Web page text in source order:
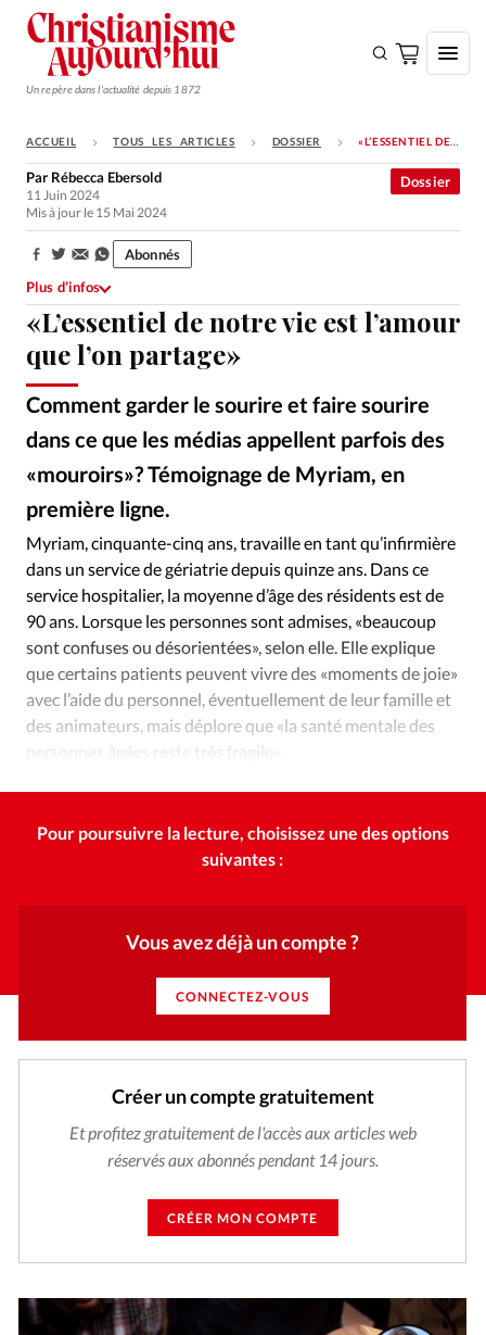
Un repère dans l'actualité depuis 1872
S'ABONNER
Monde
Opinions
Tous les articles
Faire un don
Emploi
Se connecter
Édition: Internationale
CHF
RUBRIQUES
Tous les articles
Actualité chrétienne
Actualité internationale
Chronique
Culture
Dossier
Eglises Foi Génération réveil
Monde
Opinions
Publireportage
Relations Aujourd'hui
Société
Tour du monde des Eglises
Trait d'Ixène
Vie Intérieure
ACCUEIL TOUS LES ARTICLES DOSSIER «L’ESSENTIEL DE NOTRE VIE EST L’AMOUR QUE L’ON PARTAGE»
«L’essentiel de notre vie est l’amour
que l’on partage»
Comment garder le sourire et faire sourire
dans ce que les médias appellent parfois des
«mouroirs»? Témoignage de Myriam, en
première ligne.
Dossier
Par Rébecca Ebersold
11 Juin 2024
Mis à jour le 15 Mai 2024
Partager:
Abonnés
Plus d’infos
Myriam, cinquante-cinq ans, travaille en tant qu’infirmière
dans un service de gériatrie depuis quinze ans. Dans ce
service hospitalier, la moyenne d’âge des résidents est de
90 ans. Lorsque les personnes sont admises, «beaucoup
sont confuses ou désorientées», selon elle. Elle explique
que certains patients peuvent vivre des «moments de joie»
avec l’aide du personnel, éventuellement de leur famille et
des animateurs, mais déplore que «la santé mentale des
personnes âgées reste très fragile».
Pour poursuivre la lecture, choisissez une des options
suivantes :
Vous avez déjà un compte ?
CONNECTEZ-VOUS
Créer un compte gratuitement
Et profitez gratuitement de l'accès aux articles web
réservés aux abonnés pendant 14 jours.
CRÉER MON COMPTE